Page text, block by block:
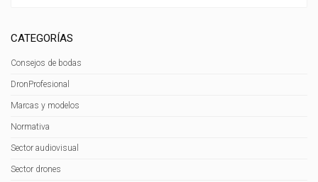
CATEGORÍAS
Consejos de bodas
DronProfesional
Marcas y modelos
Normativa
Sector audiovisual
Sector drones